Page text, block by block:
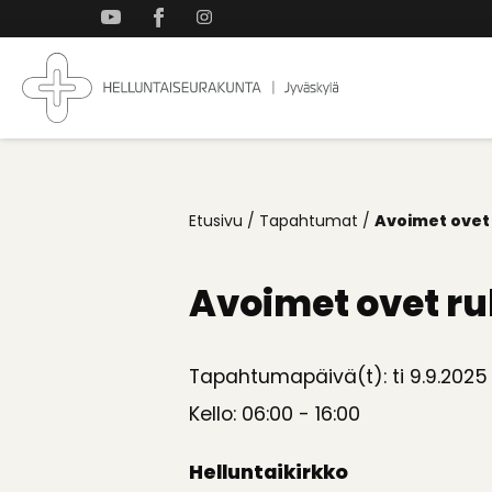
ylös
Jyväskylän
Koti
Etusivu / Tapahtumat / Avoimet
Avoimet ovet
Tapahtumapäivä(t): ti 9.9.2025
Kello: 06:00 - 16:00
Helluntaikirkko